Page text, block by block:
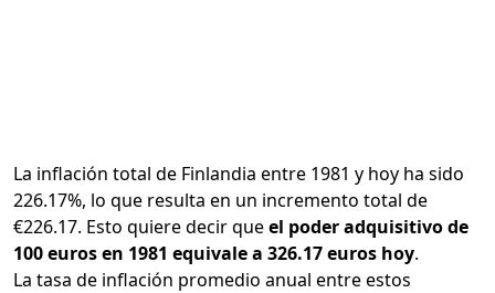
La inflación total de Finlandia entre 1981 y hoy ha sido
226.17%, lo que resulta en un incremento total de
€226.17. Esto quiere decir queel poder adquisitivo de
100 euros en 1981 equivale a 326.17 euros hoy.
La tasa de inflación promedio anual entre estos